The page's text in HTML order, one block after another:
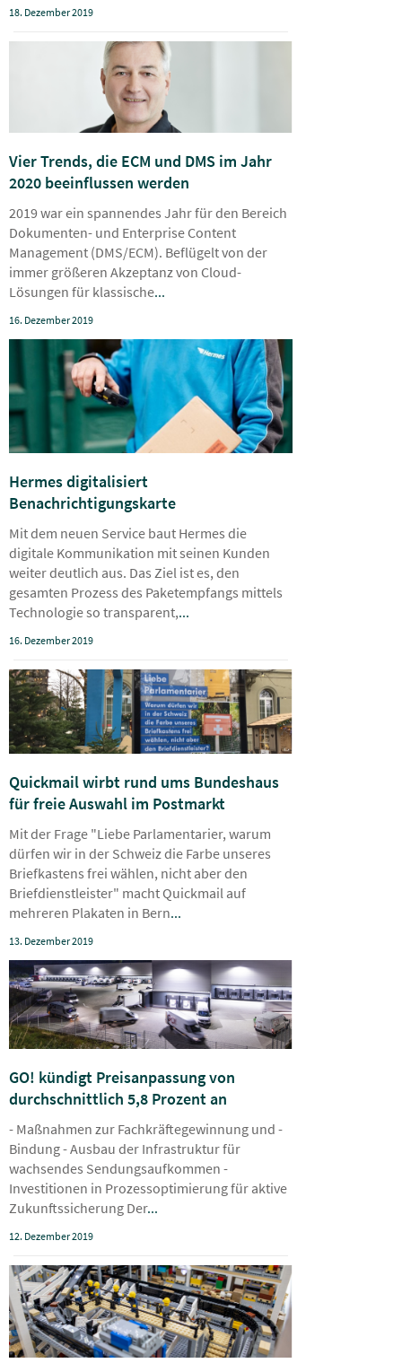
18. Dezember 2019
Vier Trends, die ECM und DMS im Jahr
2020 beeinflussen werden
2019 war ein spannendes Jahr für den Bereich
Dokumenten- und Enterprise Content
Management (DMS/ECM). Beflügelt von der
immer größeren Akzeptanz von Cloud-
Lösungen für klassische...
16. Dezember 2019
Hermes digitalisiert
Benachrichtigungskarte
Mit dem neuen Service baut Hermes die
digitale Kommunikation mit seinen Kunden
weiter deutlich aus. Das Ziel ist es, den
gesamten Prozess des Paketempfangs mittels
Technologie so transparent,...
16. Dezember 2019
Quickmail wirbt rund ums Bundeshaus
für freie Auswahl im Postmarkt
Mit der Frage "Liebe Parlamentarier, warum
dürfen wir in der Schweiz die Farbe unseres
Briefkastens frei wählen, nicht aber den
Briefdienstleister" macht Quickmail auf
mehreren Plakaten in Bern...
13. Dezember 2019
GO! kündigt Preisanpassung von
durchschnittlich 5,8 Prozent an
- Maßnahmen zur Fachkräftegewinnung und -
Bindung - Ausbau der Infrastruktur für
wachsendes Sendungsaufkommen -
Investitionen in Prozessoptimierung für aktive
Zukunftssicherung Der...
12. Dezember 2019